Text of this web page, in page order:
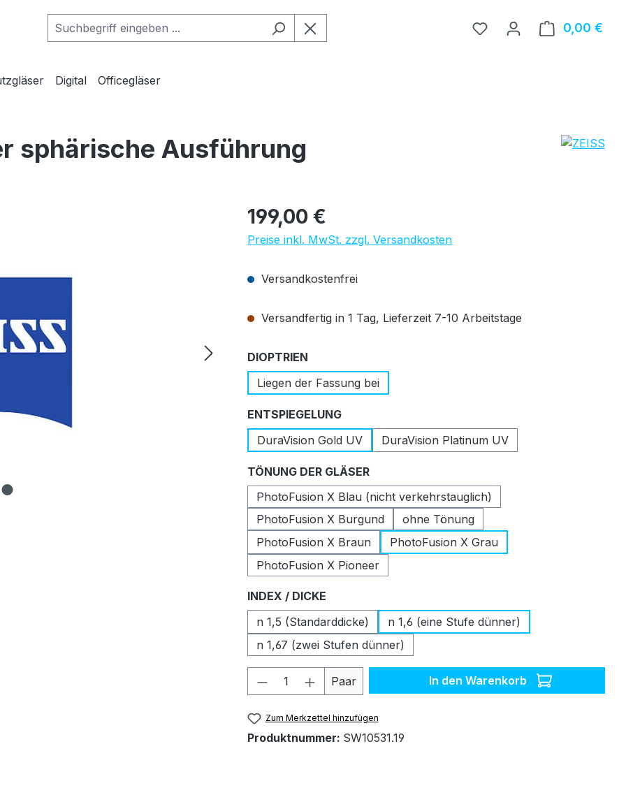
0,00 €
Digital Officegläser
sphärische Ausführung
Regulärer Preis:
199,00 €
Preise inkl. MwSt. zzgl. Versandkosten
Versandkostenfrei
Versandfertig in 1 Tag, Lieferzeit 7-10 Arbeitstage
DIOPTRIEN
Liegen der Fassung bei
ENTSPIEGELUNGauswählen
DuraVision Gold UV
DuraVision Platinum UV
TÖNUNG DER GLÄSERauswählen
PhotoFusion X Blau (nicht verkehrstauglich)
PhotoFusion X Burgund
ohne Tönung
PhotoFusion X Braun
PhotoFusion X Grau
PhotoFusion X Pioneer
INDEX / DICKE
n 1,5 (Standarddicke)
n 1,6 (eine Stufe dünner)
n 1,67 (zwei Stufen dünner)
Produkt Anzahl: Gib den gewünschten Wert
Paar In den Warenkorb
Zum Merkzettel hinzufügen
Produktnummer: SW10531.19